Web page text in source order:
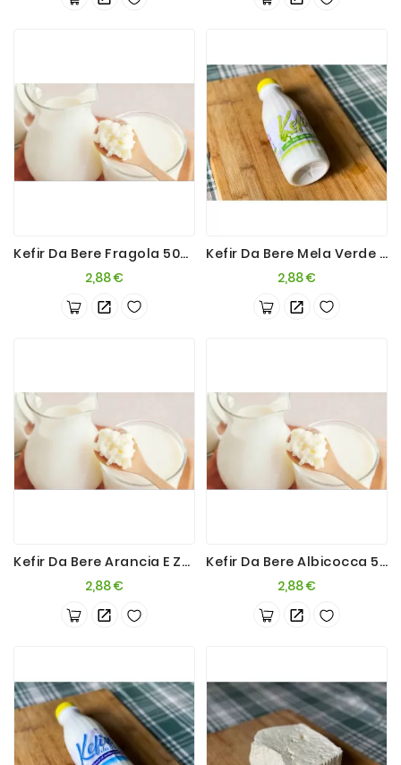
Kefir Da Bere Fragola 500ml
2,88 €Prezzo
Kefir Da Bere Mela Verde 500ml
2,88 €Prezzo
Kefir Da Bere Arancia E Zenzero 500ml
2,88 €Prezzo
Kefir Da Bere Albicocca 500ml
2,88 €Prezzo